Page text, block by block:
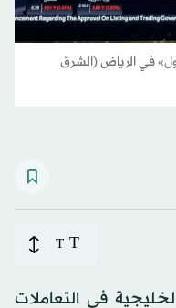
في الرياض (الشرق
T
T
في التعاملات